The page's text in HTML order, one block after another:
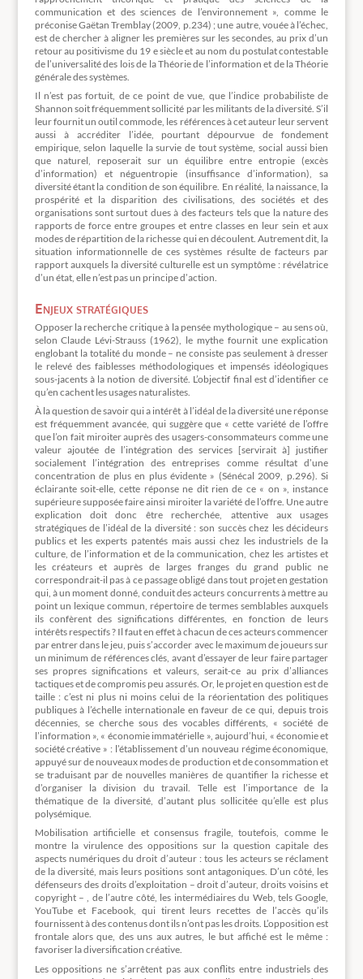
communication et des sciences de l’environnement », comme le
préconise Gaëtan Tremblay (2009, p.234) ; une autre, vouée à l’échec,
est de chercher à aligner les premières sur les secondes, au prix d’un
retour au positivisme du 19 e siècle et au nom du postulat contestable
de l’universalité des lois de la Théorie de l’information et de la Théorie
générale des systèmes.
Il n’est pas fortuit, de ce point de vue, que l’indice probabiliste de
Shannon soit fréquemment sollicité par les militants de la diversité. S’il
leur fournit un outil commode, les références à cet auteur leur servent
aussi à accréditer l’idée, pourtant dépourvue de fondement
empirique, selon laquelle la survie de tout système, social aussi bien
que naturel, reposerait sur un équilibre entre entropie (excès
d’information) et néguentropie (insuffisance d’information), sa
diversité étant la condition de son équilibre. En réalité, la naissance, la
prospérité et la disparition des civilisations, des sociétés et des
organisations sont surtout dues à des facteurs tels que la nature des
rapports de force entre groupes et entre classes en leur sein et aux
modes de répartition de la richesse qui en découlent. Autrement dit, la
situation informationnelle de ces systèmes résulte de facteurs par
rapport auxquels la diversité culturelle est un symptôme : révélatrice
d’un état, elle n’est pas un principe d’action.
Enjeux stratégiques
Opposer la recherche critique à la pensée mythologique – au sens où,
selon Claude Lévi-Strauss (1962), le mythe fournit une explication
englobant la totalité du monde – ne consiste pas seulement à dresser
le relevé des faiblesses méthodologiques et impensés idéologiques
sous-jacents à la notion de diversité. L’objectif final est d’identifier ce
qu’en cachent les usages naturalistes.
À la question de savoir qui a intérêt à l’idéal de la diversité une réponse
est fréquemment avancée, qui suggère que « cette variété de l’offre
que l’on fait miroiter auprès des usagers-consommateurs comme une
valeur ajoutée de l’intégration des services [servirait à] justifier
socialement l’intégration des entreprises comme résultat d’une
concentration de plus en plus évidente » (Sénécal 2009, p.296). Si
éclairante soit-elle, cette réponse ne dit rien de ce « on », instance
supérieure supposée faire ainsi miroiter la variété de l’offre. Une autre
explication doit donc être recherchée, attentive aux usages
stratégiques de l’idéal de la diversité : son succès chez les décideurs
publics et les experts patentés mais aussi chez les industriels de la
culture, de l’information et de la communication, chez les artistes et
les créateurs et auprès de larges franges du grand public ne
correspondrait-il pas à ce passage obligé dans tout projet en gestation
qui, à un moment donné, conduit des acteurs concurrents à mettre au
point un lexique commun, répertoire de termes semblables auxquels
ils confèrent des significations différentes, en fonction de leurs
intérêts respectifs ? Il faut en effet à chacun de ces acteurs commencer
par entrer dans le jeu, puis s’accorder avec le maximum de joueurs sur
un minimum de références clés, avant d’essayer de leur faire partager
ses propres significations et valeurs, serait-ce au prix d’alliances
tactiques et de compromis peu assurés. Or, le projet en question est de
taille : c’est ni plus ni moins celui de la réorientation des politiques
publiques à l’échelle internationale en faveur de ce qui, depuis trois
décennies, se cherche sous des vocables différents, « société de
l’information », « économie immatérielle », aujourd’hui, « économie et
société créative » : l’établissement d’un nouveau régime économique,
appuyé sur de nouveaux modes de production et de consommation et
se traduisant par de nouvelles manières de quantifier la richesse et
d’organiser la division du travail. Telle est l’importance de la
thématique de la diversité, d’autant plus sollicitée qu’elle est plus
polysémique.
Mobilisation artificielle et consensus fragile, toutefois, comme le
montre la virulence des oppositions sur la question capitale des
aspects numériques du droit d’auteur : tous les acteurs se réclament
de la diversité, mais leurs positions sont antagoniques. D’un côté, les
défenseurs des droits d’exploitation – droit d’auteur, droits voisins et
copyright – , de l’autre côté, les intermédiaires du Web, tels Google,
YouTube et Facebook, qui tirent leurs recettes de l’accès qu’ils
fournissent à des contenus dont ils n’ont pas les droits. L’opposition est
frontale alors que, des uns aux autres, le but affiché est le même :
favoriser la diversification créative.
Les oppositions ne s’arrêtent pas aux conflits entre industriels des